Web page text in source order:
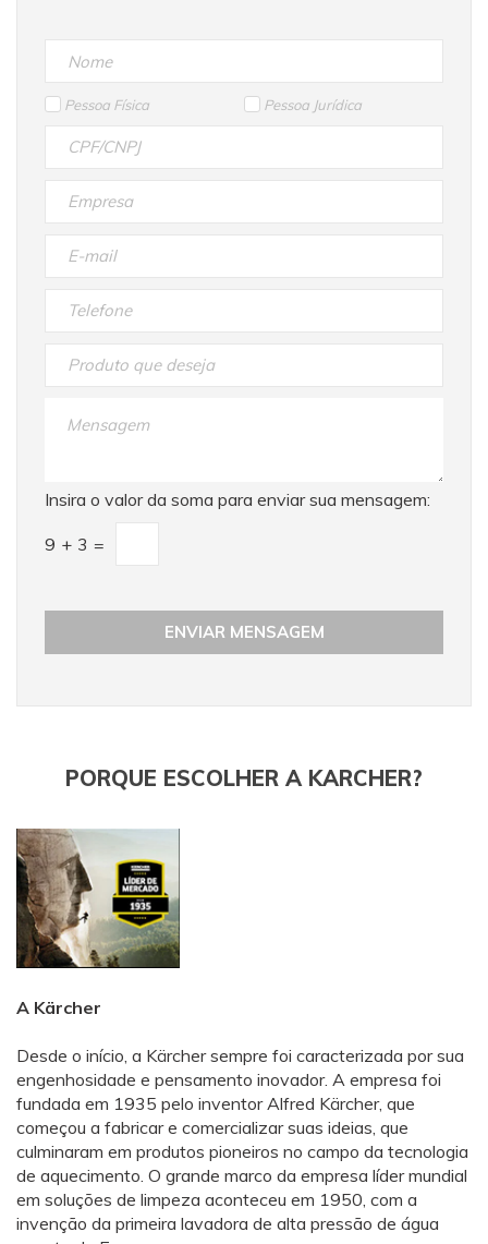
Pessoa Física Pessoa Jurídica
Insira o valor da soma para enviar sua mensagem:
9 + 3 =
PORQUE ESCOLHER A KARCHER?
A Kärcher
Desde o início, a Kärcher sempre foi caracterizada por sua
engenhosidade e pensamento inovador. A empresa foi
fundada em 1935 pelo inventor Alfred Kärcher, que
começou a fabricar e comercializar suas ideias, que
culminaram em produtos pioneiros no campo da tecnologia
de aquecimento. O grande marco da empresa líder mundial
em soluções de limpeza aconteceu em 1950, com a
invenção da primeira lavadora de alta pressão de água